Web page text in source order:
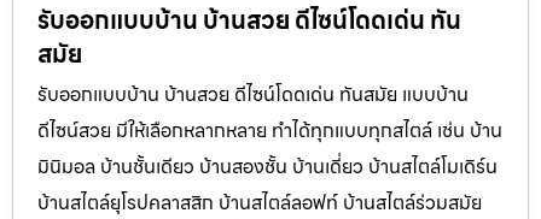
รับออกแบบบ้าน บ้านสวย ดีไซน์โดดเด่น ทัน
สมัย
รับออกแบบบ้าน บ้านสวย ดีไซน์โดดเด่น ทันสมัย แบบบ้าน
ดีไซน์สวย มีให้เลือกหลากหลาย ทำได้ทุกแบบทุกสไตล์ เช่น บ้าน
มินิมอล บ้านชั้นเดียว บ้านสองชั้น บ้านเดี่ยว บ้านสไตล์โมเดิร์น
บ้านสไตล์ยุโรปคลาสสิก บ้านสไตล์ลอฟท์ บ้านสไตล์ร่วมสมัย